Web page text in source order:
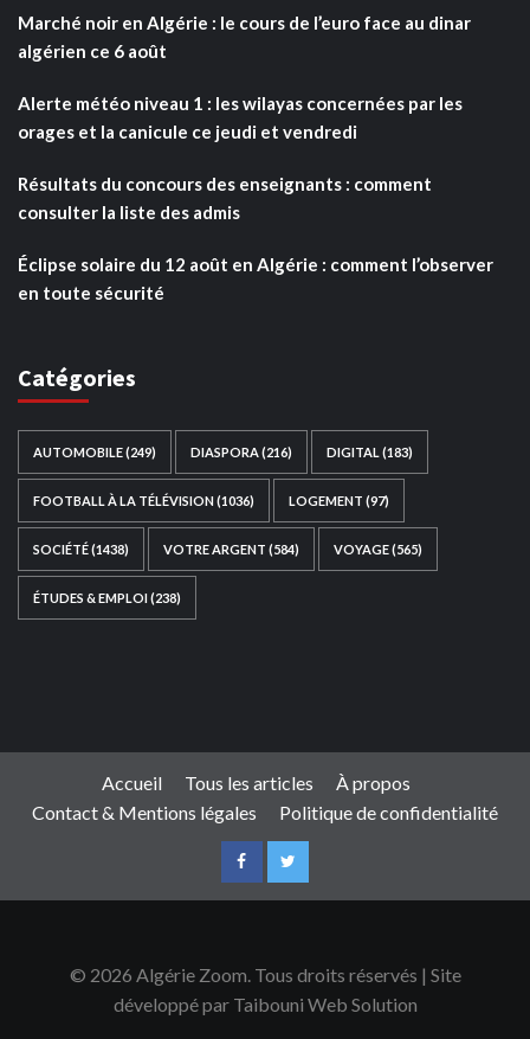
Marché noir en Algérie : le cours de l’euro face au dinar
algérien ce 6 août
Alerte météo niveau 1 : les wilayas concernées par les
orages et la canicule ce jeudi et vendredi
Résultats du concours des enseignants : comment
consulter la liste des admis
Éclipse solaire du 12 août en Algérie : comment l’observer
en toute sécurité
Catégories
AUTOMOBILE(249) DIASPORA (216) DIGITAL (183)
FOOTBALL À LA TÉLÉVISION(1036) LOGEMENT (97)
SOCIÉTÉ(1438) VOTRE ARGENT (584) VOYAGE(565)
ÉTUDES & EMPLOI(238)
Accueil Tous les articles
À propos
Contact & Mentions légales
Politique de confidentialité
© 2026 Algérie Zoom. Tous droits réservés | Site
développé par Taibouni Web Solution